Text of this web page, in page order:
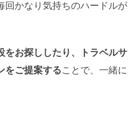
回かなり気持ちのハードルが
をお探ししたり、トラベルサ
をご提案することで、一緒に